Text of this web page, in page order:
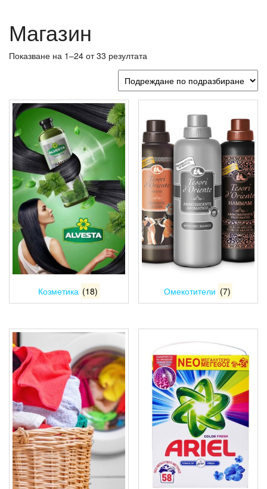
Магазин
Показване на 1–24 от 33 резултата
Козметика (18) Омекотители (7)